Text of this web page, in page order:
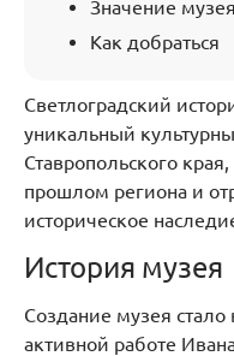
Значение
Как добраться
Светлоградский
уникальный
Ставропольского
прошлом региона и
историческое
История музея
Создание музея
активной работе